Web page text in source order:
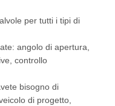
per tutti i tipi di
angolo di apertura,
controllo
bisogno di
di progetto,